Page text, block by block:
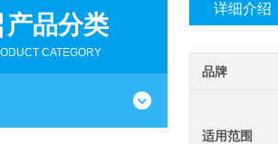
产品分类
CATEGORY
详细介绍
品牌
适用范围